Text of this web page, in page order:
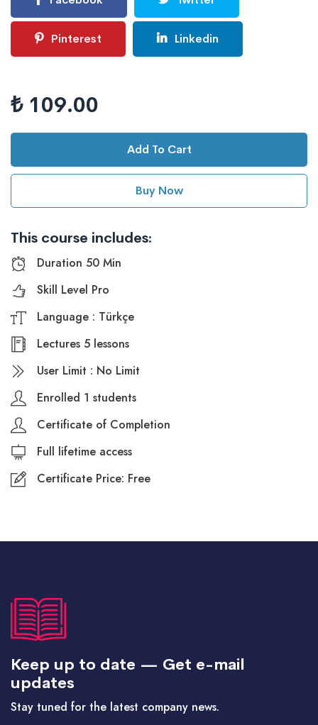
Pinterest Linkedin
₺ 109.00
Add To Cart
Buy Now
This course includes:
Duration 50 Min
Skill Level Pro
Language : Türkçe
Lectures 5 lessons
User Limit : No Limit
Enrolled 1 students
Certificate of Completion
Full lifetime access
Certificate Price: Free
Keep up to date — Get e-mail
updates
Stay tuned for the latest company news.